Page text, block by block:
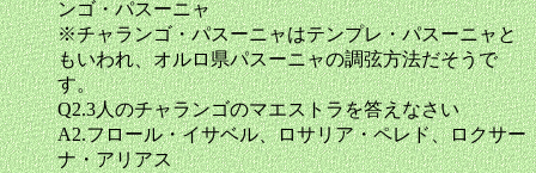
ンゴ・パスーニャ
※チャランゴ・パスーニャはテンプレ・パスーニャと
もいわれ、オルロ県パスーニャの調弦方法だそうで
す。
Q2.3人のチャランゴのマエストラを答えなさい
A2.フロール・イサベル、ロサリア・ペレド、ロクサー
ナ・アリアス